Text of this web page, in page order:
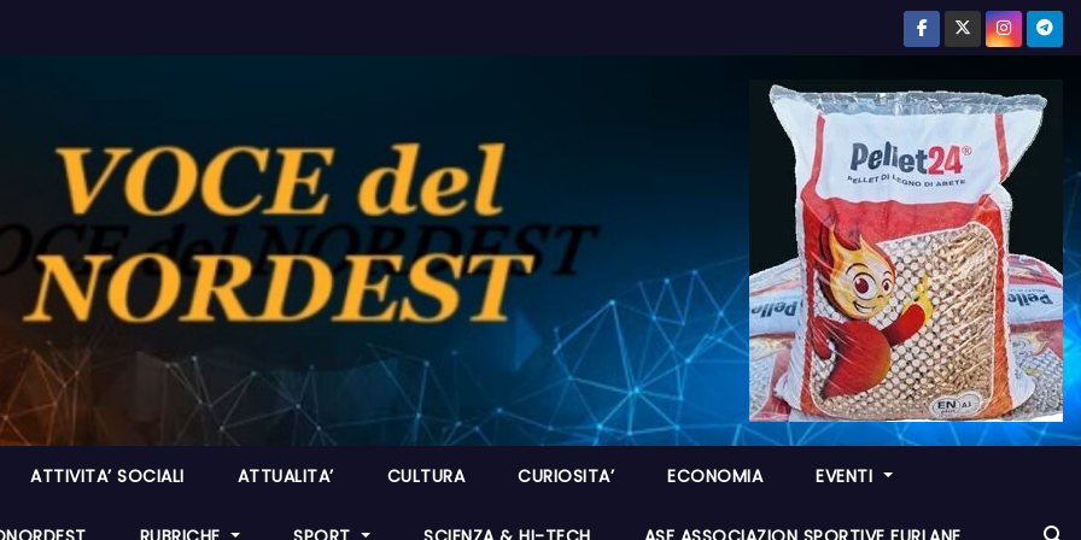
ATTIVITA’ SOCIALI ATTUALITA’ CULTURA CURIOSITA’ ECONOMIA EVENTI